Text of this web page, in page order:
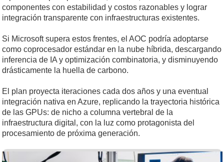
componentes con estabilidad y costos razonables y lograr
integración transparente con infraestructuras existentes.
Si Microsoft supera estos frentes, el AOC podría adoptarse
como coprocesador estándar en la nube híbrida, descargando
inferencia de IA y optimización combinatoria, y disminuyendo
drásticamente la huella de carbono.
El plan proyecta iteraciones cada dos años y una eventual
integración nativa en Azure, replicando la trayectoria histórica
de las GPUs: de nicho a columna vertebral de la
infraestructura digital, con la luz como protagonista del
procesamiento de próxima generación.